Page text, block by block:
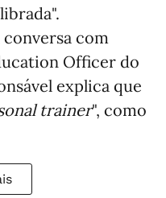
com
Officer do
explica que
trainer", como